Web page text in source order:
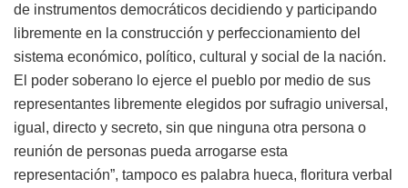
de instrumentos democráticos decidiendo y participando
libremente en la construcción y perfeccionamiento del
sistema económico, político, cultural y social de la nación.
El poder soberano lo ejerce el pueblo por medio de sus
representantes libremente elegidos por sufragio universal,
igual, directo y secreto, sin que ninguna otra persona o
reunión de personas pueda arrogarse esta
representación”, tampoco es palabra hueca, floritura verbal